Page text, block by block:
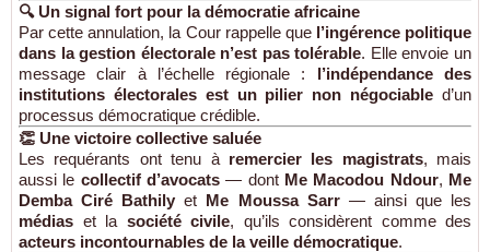
🔍 Un signal fort pour la démocratie africaine
Par cette annulation, la Cour rappelle que l’ingérence politique
dans la gestion électorale n’est pas tolérable. Elle envoie un
message clair à l’échelle régionale : l’indépendance des
institutions électorales est un pilier non négociable d’un
processus démocratique crédible.
👏 Une victoire collective saluée
Les requérants ont tenu à remercier les magistrats, mais
aussi le collectif d’avocats — dont Me Macodou Ndour, Me
Demba Ciré Bathily et Me Moussa Sarr— ainsi que les
médias et la société civile, qu’ils considèrent comme des
acteurs incontournables de la veille démocratique.